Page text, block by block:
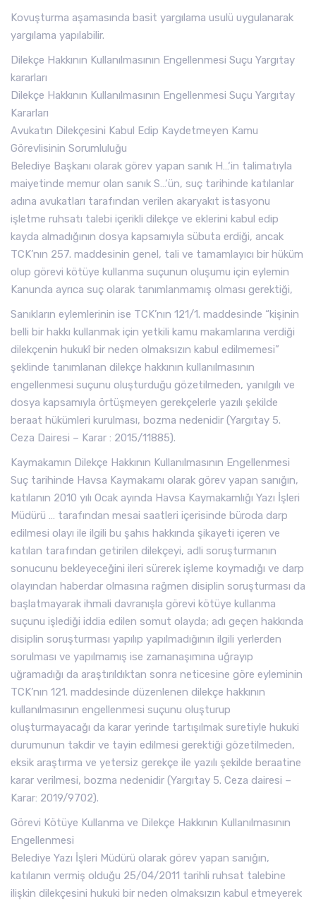
Kovuşturma aşamasında basit yargılama usulü uygulanarak
yargılama yapılabilir.
Dilekçe Hakkının Kullanılmasının Engellenmesi Suçu Yargıtay
kararları
Dilekçe Hakkının Kullanılmasının Engellenmesi Suçu Yargıtay
Kararları
Avukatın Dilekçesini Kabul Edip Kaydetmeyen Kamu
Görevlisinin Sorumluluğu
Belediye Başkanı olarak görev yapan sanık H…‘in talimatıyla
maiyetinde memur olan sanık S…‘ün, suç tarihinde katılanlar
adına avukatları tarafından verilen akaryakıt istasyonu
işletme ruhsatı talebi içerikli dilekçe ve eklerini kabul edip
kayda almadığının dosya kapsamıyla sübuta erdiği, ancak
TCK’nın 257. maddesinin genel, tali ve tamamlayıcı bir hüküm
olup görevi kötüye kullanma suçunun oluşumu için eylemin
Kanunda ayrıca suç olarak tanımlanmamış olması gerektiği,
Sanıkların eylemlerinin ise TCK’nın 121/1. maddesinde “kişinin
belli bir hakkı kullanmak için yetkili kamu makamlarına verdiği
dilekçenin hukukî bir neden olmaksızın kabul edilmemesi”
şeklinde tanımlanan dilekçe hakkının kullanılmasının
engellenmesi suçunu oluşturduğu gözetilmeden, yanılgılı ve
dosya kapsamıyla örtüşmeyen gerekçelerle yazılı şekilde
beraat hükümleri kurulması, bozma nedenidir (Yargıtay 5.
Ceza Dairesi – Karar : 2015/11885).
Kaymakamın Dilekçe Hakkının Kullanılmasının Engellenmesi
Suç tarihinde Havsa Kaymakamı olarak görev yapan sanığın,
katılanın 2010 yılı Ocak ayında Havsa Kaymakamlığı Yazı İşleri
Müdürü … tarafından mesai saatleri içerisinde büroda darp
edilmesi olayı ile ilgili bu şahıs hakkında şikayeti içeren ve
katılan tarafından getirilen dilekçeyi, adli soruşturmanın
sonucunu bekleyeceğini ileri sürerek işleme koymadığı ve darp
olayından haberdar olmasına rağmen disiplin soruşturması da
başlatmayarak ihmali davranışla görevi kötüye kullanma
suçunu işlediği iddia edilen somut olayda; adı geçen hakkında
disiplin soruşturması yapılıp yapılmadığının ilgili yerlerden
sorulması ve yapılmamış ise zamanaşımına uğrayıp
uğramadığı da araştırıldıktan sonra neticesine göre eyleminin
TCK’nın 121. maddesinde düzenlenen dilekçe hakkının
kullanılmasının engellenmesi suçunu oluşturup
oluşturmayacağı da karar yerinde tartışılmak suretiyle hukuki
durumunun takdir ve tayin edilmesi gerektiği gözetilmeden,
eksik araştırma ve yetersiz gerekçe ile yazılı şekilde beraatine
karar verilmesi, bozma nedenidir (Yargıtay 5. Ceza dairesi –
Karar: 2019/9702).
Görevi Kötüye Kullanma ve Dilekçe Hakkının Kullanılmasının
Engellenmesi
Belediye Yazı İşleri Müdürü olarak görev yapan sanığın,
katılanın vermiş olduğu 25/04/2011 tarihli ruhsat talebine
ilişkin dilekçesini hukuki bir neden olmaksızın kabul etmeyerek